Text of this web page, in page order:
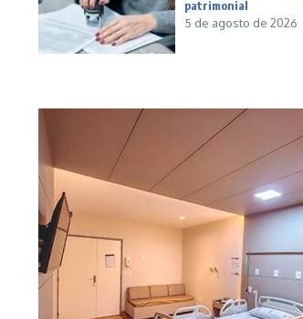
patrimonial
5 de agosto de 2026